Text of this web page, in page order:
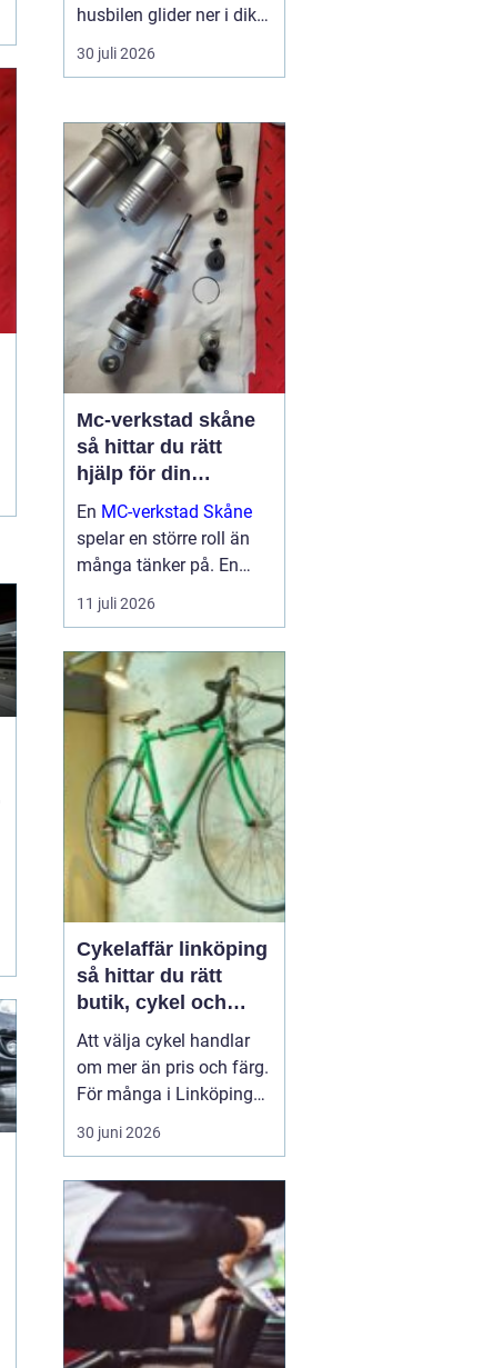
husbilen glider ner i diket
är behovet enkelt: snabb,
trygg och lugn hjälp på
de omgivande delarna
av Jämtland och södra
Lappland spelar
bärgningsfirmorna en
avgörande roll för att ...
30 juli 2026
Mc-verkstad skåne
så hittar du rätt
hjälp för din
motorcykel
En MC-verkstad Skåne
spelar en större roll än
många tänker på. En
välskött hoj är inte bara
en fråga om körglädje,
ekonomi och livslängd
på din motorcykel. För
den som kör mycket...
11 juli 2026
Cykelaffär linköping
så hittar du rätt
butik, cykel och
service
Att välja cykel handlar
om mer än pris och färg.
För många i Linköping
har cykeln blivit en viktig
del av vardagen för
fritid. En bracykelaffär
Linköpingkan göra ...
30 juni 2026